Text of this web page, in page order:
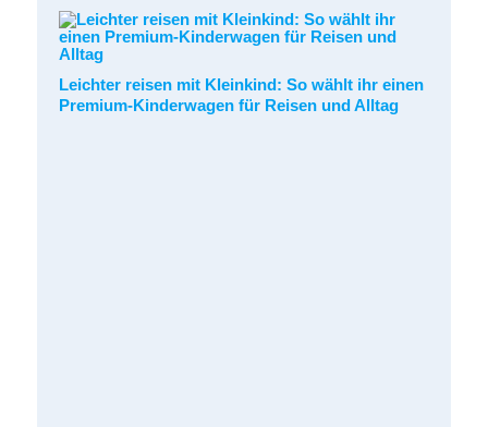
Leichter reisen mit Kleinkind: So wählt ihr einen
Premium-Kinderwagen für Reisen und Alltag